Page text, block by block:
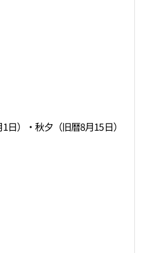
日）・秋夕（旧暦8月15日）